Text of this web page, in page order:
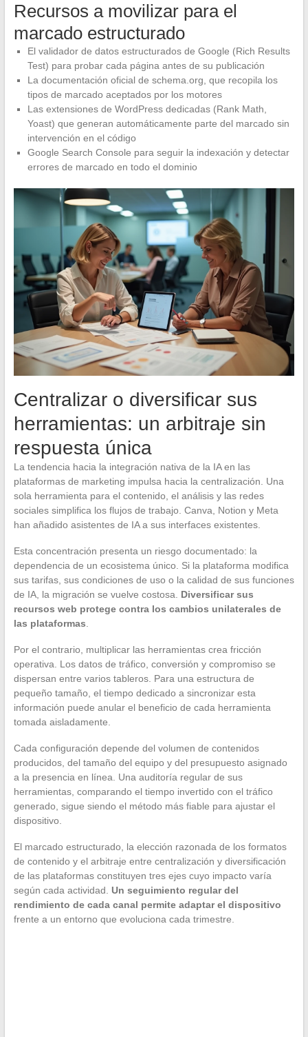
Recursos a movilizar para el
marcado estructurado
El validador de datos estructurados de Google (Rich Results
Test) para probar cada página antes de su publicación
La documentación oficial de schema.org, que recopila los
tipos de marcado aceptados por los motores
Las extensiones de WordPress dedicadas (Rank Math,
Yoast) que generan automáticamente parte del marcado sin
intervención en el código
Google Search Console para seguir la indexación y detectar
errores de marcado en todo el dominio
Centralizar o diversificar sus
herramientas: un arbitraje sin
respuesta única
La tendencia hacia la integración nativa de la IA en las
plataformas de marketing impulsa hacia la centralización. Una
sola herramienta para el contenido, el análisis y las redes
sociales simplifica los flujos de trabajo. Canva, Notion y Meta
han añadido asistentes de IA a sus interfaces existentes.
Esta concentración presenta un riesgo documentado: la
dependencia de un ecosistema único. Si la plataforma modifica
sus tarifas, sus condiciones de uso o la calidad de sus funciones
de IA, la migración se vuelve costosa. Diversificar sus
recursos web protege contra los cambios unilaterales de
las plataformas.
Por el contrario, multiplicar las herramientas crea fricción
operativa. Los datos de tráfico, conversión y compromiso se
dispersan entre varios tableros. Para una estructura de
pequeño tamaño, el tiempo dedicado a sincronizar esta
información puede anular el beneficio de cada herramienta
tomada aisladamente.
Cada configuración depende del volumen de contenidos
producidos, del tamaño del equipo y del presupuesto asignado
a la presencia en línea. Una auditoría regular de sus
herramientas, comparando el tiempo invertido con el tráfico
generado, sigue siendo el método más fiable para ajustar el
dispositivo.
El marcado estructurado, la elección razonada de los formatos
de contenido y el arbitraje entre centralización y diversificación
de las plataformas constituyen tres ejes cuyo impacto varía
según cada actividad. Un seguimiento regular del
rendimiento de cada canal permite adaptar el dispositivo
frente a un entorno que evoluciona cada trimestre.